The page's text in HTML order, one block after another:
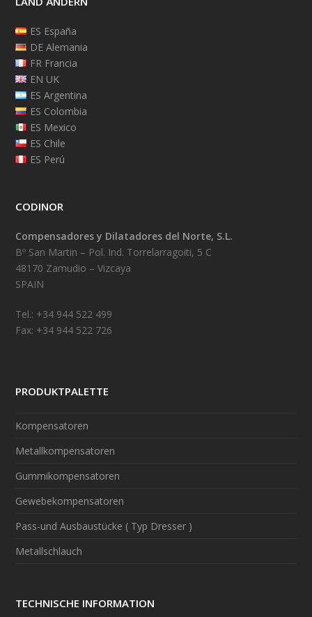
ES España
DE Alemania
FR Francia
EN UK
ES Argentina
ES Colombia
ES Mexico
ES Chile
ES Perú
CODINOR
Compensadores y Dilatadores del Norte, S.L.
Bº San Martin – Pol. Ind. Torrelarragoiti, 5 C
48170 Zamudio – Vizcaya
SPAIN
Tel.: +34 944 522 499
Fax: +34 944 522 726
PRODUKTPALETTE
Kompensatoren
Metallkompensatoren
Gummikompensatoren
Gewebekompensatoren
Pass-und Ausbaustücke ( Typ Dresser )
Metallschlauch
TECHNISCHE INFORMATION